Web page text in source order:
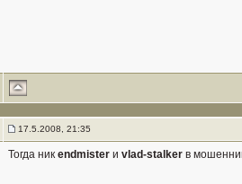
17.5.2008, 21:35
Тогда ник endmisterи vlad-stalkerв